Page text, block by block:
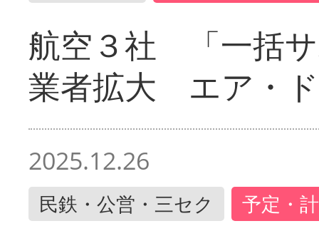
航空３社 「一括
業者拡大 エア・
2025.12.26
民鉄・公営・三セク 予定・